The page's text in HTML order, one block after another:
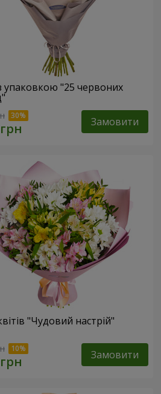
упаковкою "25 червоних
Замовити
"Чудовий настрій"
Замовити